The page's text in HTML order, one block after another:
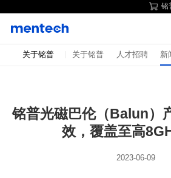
铭
关于铭普 关于铭普 人才招聘 新
效，覆盖至高
2023-06-09